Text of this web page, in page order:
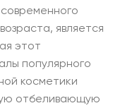
является
этот
популярного
косметики
отбеливающую